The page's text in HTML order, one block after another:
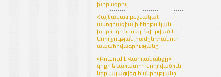
խորագրով
Հայկական բժշկական
ասոցիացիայի հերթական
խորհրդի նիստը նվիրված էր
Առողջության համընդհանուր
ապահովագրությանը
«Բուժում է Վարդանանցը»
գրքի եռահատոր ժողովածուն
ներկայացվեց հանրությանը